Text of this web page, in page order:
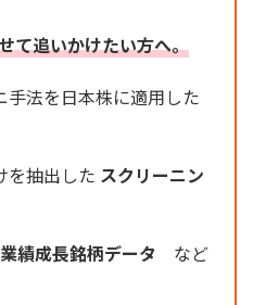
て追いかけたい方へ。
法を日本株に適用した
を抽出した スクリーニン
績成長銘柄データ など